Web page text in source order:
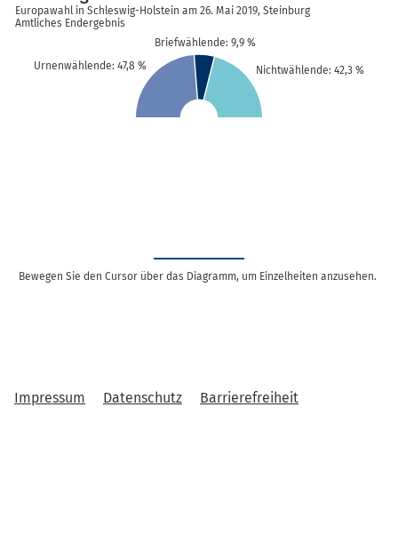
Urnenwählende: 47,8 %
Briefwählende: 9,9 %
Nichtwählende: 42,3 %
Europawahl in Schleswig-Holstein am 26. Mai 2019, Steinburg
Amtliches Endergebnis
Bewegen Sie den Cursor über das Diagramm, um Einzelheiten anzusehen.
Impressum Datenschutz Barrierefreiheit